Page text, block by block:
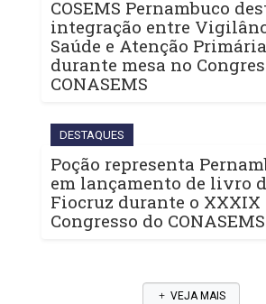
COSEMS Pernambuco
integração entre
Saúde e Atenção Primária
durante mesa no
CONASEMS
DESTAQUES
Poção representa
em lançamento de livro
Fiocruz durante o XXXIX
Congresso do CONASEMS
VEJA MAIS